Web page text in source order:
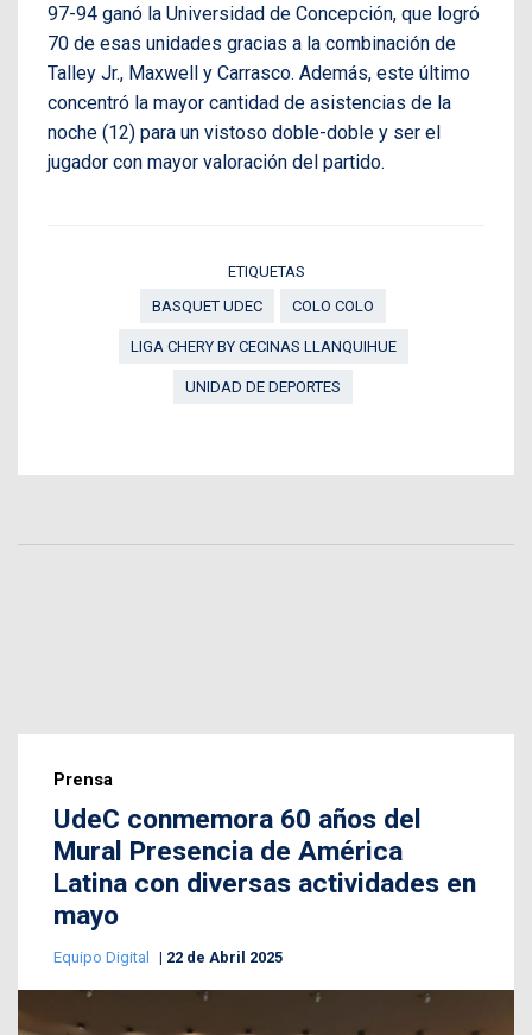
97-94 ganó la Universidad de Concepción, que logró
70 de esas unidades gracias a la combinación de
Talley Jr., Maxwell y Carrasco. Además, este último
concentró la mayor cantidad de asistencias de la
noche (12) para un vistoso doble-doble y ser el
jugador con mayor valoración del partido.
ETIQUETAS
BASQUET UDEC
COLO COLO
LIGA CHERY BY CECINAS LLANQUIHUE
UNIDAD DE DEPORTES
Prensa
UdeC conmemora 60 años del
Mural Presencia de América
Latina con diversas actividades en
mayo
Equipo Digital 22 de Abril 2025